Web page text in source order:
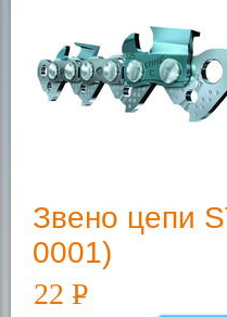
Звено цепи
0001)
22 PУБ.